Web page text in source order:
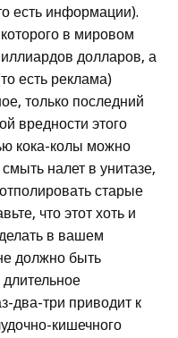
есть информации).
в мировом
долларов, а
есть реклама)
только последний
вредности этого
кока-колы можно
налет в унитазе,
старые
что этот хоть и
в вашем
должно быть
два-три приводит к
кишечного